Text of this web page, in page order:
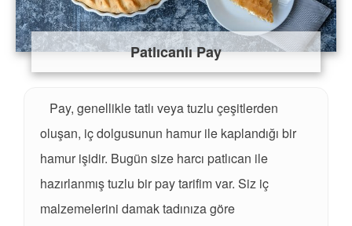
Patlıcanlı Pay
Pay, genellikle tatlı veya tuzlu çeşitlerden
oluşan, iç dolgusunun hamur ile kaplandığı bir
hamur işidir. Bugün size harcı patlıcan ile
hazırlanmış tuzlu bir pay tarifim var. Siz iç
malzemelerini damak tadınıza göre